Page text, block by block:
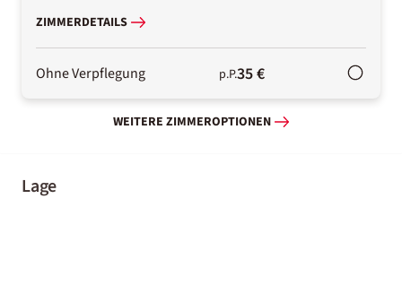
ZIMMERDETAILS
Ohne Verpflegung p.P.35 €
WEITERE ZIMMEROPTIONEN
Lage